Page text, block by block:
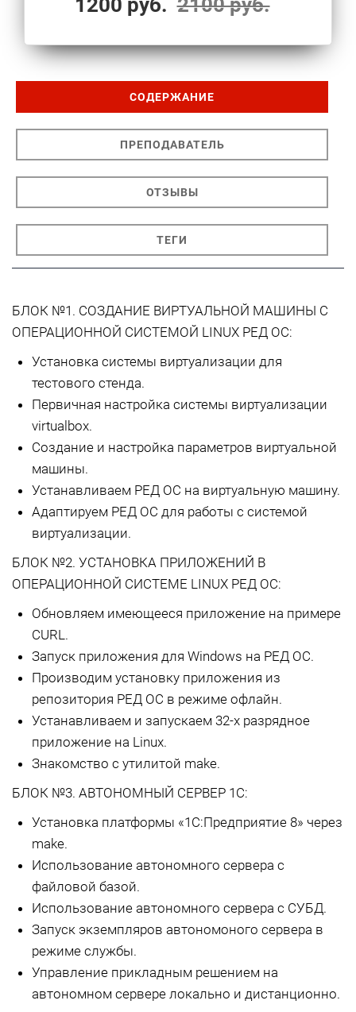
1200 руб. 2100 руб.
СОДЕРЖАНИЕ
ПРЕПОДАВАТЕЛЬ
ОТЗЫВЫ
ТЕГИ
БЛОК №1. СОЗДАНИЕ ВИРТУАЛЬНОЙ МАШИНЫ С
ОПЕРАЦИОННОЙ СИСТЕМОЙ LINUX РЕД ОС:
Установка системы виртуализации для
тестового стенда.
Первичная настройка системы виртуализации
virtualbox.
Создание и настройка параметров виртуальной
машины.
Устанавливаем РЕД ОС на виртуальную машину.
Адаптируем РЕД ОС для работы с системой
виртуализации.
БЛОК №2. УСТАНОВКА ПРИЛОЖЕНИЙ В
ОПЕРАЦИОННОЙ СИСТЕМЕ LINUX РЕД ОС:
Обновляем имеющееся приложение на примере
CURL.
Запуск приложения для Windows на РЕД ОС.
Производим установку приложения из
репозитория РЕД ОС в режиме офлайн.
Устанавливаем и запускаем 32-х разрядное
приложение на Linux.
Знакомство с утилитой make.
БЛОК №3. АВТОНОМНЫЙ СЕРВЕР 1С:
Установка платформы «1С:Предприятие 8» через
make.
Использование автономного сервера с
файловой базой.
Использование автономного сервера с СУБД.
Запуск экземпляров автономоного сервера в
режиме службы.
Управление прикладным решением на
автономном сервере локально и дистанционно.